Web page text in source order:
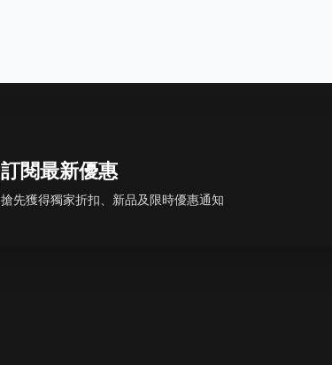
訂閱最新優惠
搶先獲得獨家折扣、新品及限時優惠通知